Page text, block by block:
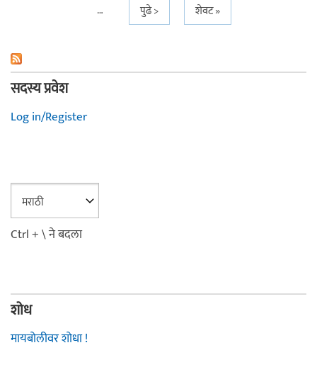
…
पुढे > शेवट »
सदस्य प्रवेश
Log in/Register
Ctrl + \ ने बदला
शोध
मायबोलीवर शोधा !